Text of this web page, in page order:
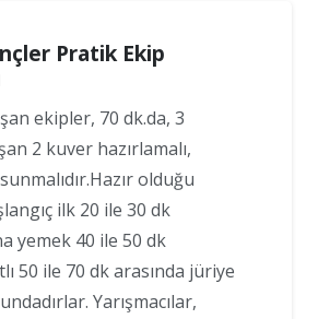
Pratik Ekip
ekipler, 70 dk.da, 3
2 kuver hazırlamalı,
olduğu
ilk 20 ile 30 dk
yemek 40 ile 50 dk
50 ile 70 dk arasında jüriye
Yarışmacılar,